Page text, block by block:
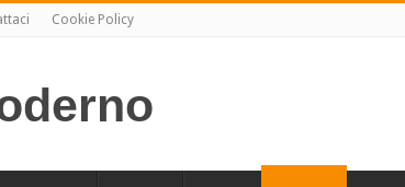
Cookie Policy